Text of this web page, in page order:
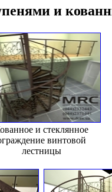
и
и стеклянное
винтовой
лестницы